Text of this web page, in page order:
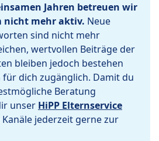
Jahren betreuen wir
nicht mehr aktiv. Neue
sind nicht mehr
wertvollen Beiträge der
bleiben jedoch bestehen
dich zugänglich. Damit du
Beratung
unser HiPP Elternservice
jederzeit gerne zur